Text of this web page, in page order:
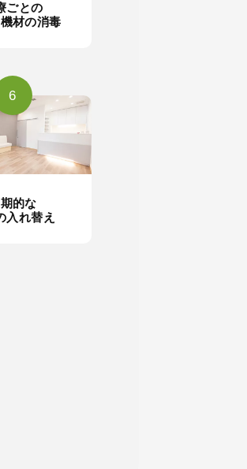
ごとの
材の消毒
6
的な
入れ替え